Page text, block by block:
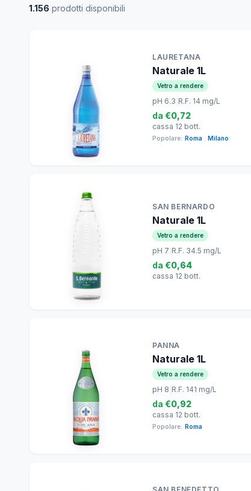
1.156 prodotti disponibili
LAURETANA
Naturale 1L
Vetro a rendere
pH 6.3 R.F. 14 mg/L
da €0,72
cassa 12 bott.
Popolare: Roma Milano
SAN BERNARDO
Naturale 1L
Vetro a rendere
pH 7 R.F. 34.5 mg/L
da €0,64
cassa 12 bott.
PANNA
Naturale 1L
Vetro a rendere
pH 8 R.F. 141 mg/L
da €0,92
cassa 12 bott.
Popolare: Roma
SAN BENEDETTO